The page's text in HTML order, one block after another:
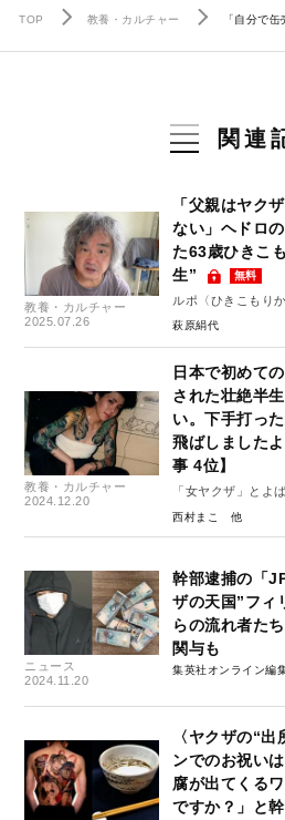
TOP 教養・カルチャー 「自分で
関連
教養・カルチャー
2025.07.26
「父親はヤク
ない」ヘドロ
た63歳ひきこ
生”
無料
ルポ〈ひきこもり
萩原絹代
教養・カルチャー
2024.12.20
日本で初めて
された壮絶半
い。下手打っ
飛ばしました
事 4位】
「女ヤクザ」とよ
西村まこ
ニュース
2024.11.20
幹部逮捕の「
ザの天国”フィ
らの流れ者た
関与も
集英社オンライン編
〈ヤクザの“
ンでのお祝い
腐が出てくる
ですか？」と